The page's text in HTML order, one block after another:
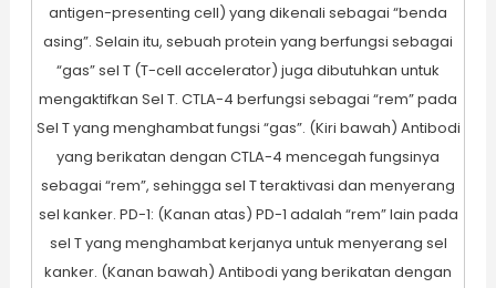
antigen-presenting cell) yang dikenali sebagai “benda
asing”. Selain itu, sebuah protein yang berfungsi sebagai
“gas” sel T (T-cell accelerator) juga dibutuhkan untuk
mengaktifkan Sel T. CTLA-4 berfungsi sebagai “rem” pada
Sel T yang menghambat fungsi “gas”. (Kiri bawah) Antibodi
yang berikatan dengan CTLA-4 mencegah fungsinya
sebagai “rem”, sehingga sel T teraktivasi dan menyerang
sel kanker. PD-1: (Kanan atas) PD-1 adalah “rem” lain pada
sel T yang menghambat kerjanya untuk menyerang sel
kanker. (Kanan bawah) Antibodi yang berikatan dengan